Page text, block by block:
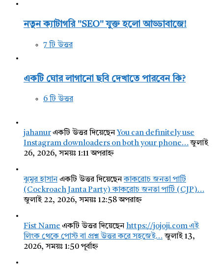
নতুন ক্যাটাগরি "SEO" যুক্ত হলো আড্ডাবাজে!
7 টি উত্তর
একটি ঘোর লাগানো ছবি দেখাতে পারবেন কি?
6 টি উত্তর
jahanurএকটি উত্তর দিয়েছেন You can definitely use
Instagram downloaders on both your phone… জুলাই
26, 2026, সময়ঃ 1:11 অপরাহ্ন
ঝুমুর হাসানএকটি উত্তর দিয়েছেনকাকরোচ জনতা পার্টি
(Cockroach Janta Party) কাকরোচ জনতা পার্টি (CJP)…
জুলাই 22, 2026, সময়ঃ 12:58 অপরাহ্ন
Fist Name একটি উত্তর দিয়েছেন https://jojoji.com এই
লিংক থেকে পোস্ট বা প্রশ্ন উত্তর করে সহজেই… জুলাই 13,
2026, সময়ঃ 1:50 পূর্বাহ্ন